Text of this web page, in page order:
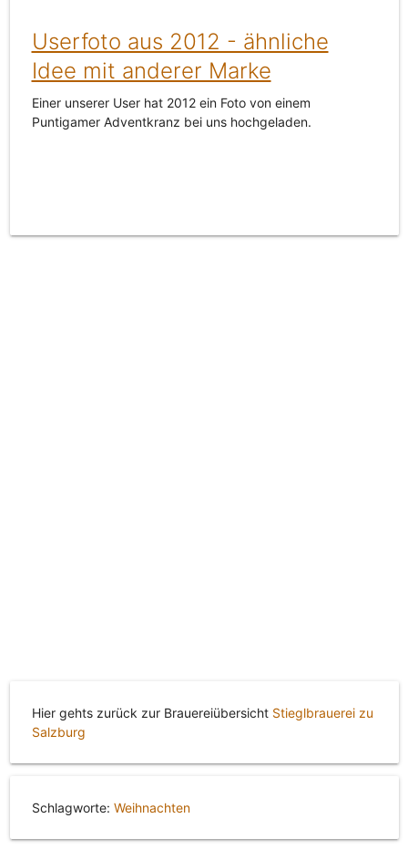
Userfoto aus 2012 - ähnliche
Idee mit anderer Marke
Einer unserer User hat 2012 ein Foto von einem
Puntigamer Adventkranz bei uns hochgeladen.
Hier gehts zurück zur Brauereiübersicht Stieglbrauerei zu
Salzburg
Schlagworte: Weihnachten